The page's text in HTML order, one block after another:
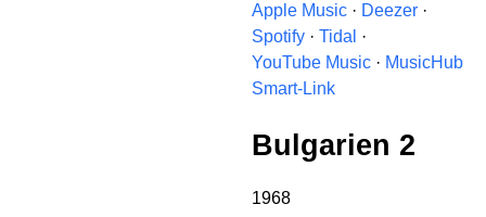
Apple Music · Deezer ·
Spotify · Tidal ·
YouTube Music · MusicHub
Smart-Link
Bulgarien 2
1968